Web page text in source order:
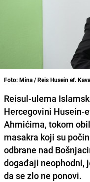
Foto: Mina / Reis Husein ef.
Reisul-ulema
Hercegovini Husein-
Ahmićima, tokom
masakra koji su
odbrane nad
događaji neophodni,
da se zlo ne ponovi.